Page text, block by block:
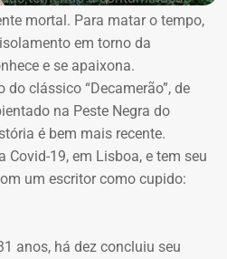
chamado Inquérito das Fake
cumpriu mandados de
ligados ao empresário,
após a emissão de
expedida por Moraes.
ocorreu mesmo com parecer
da República (PGR), que
Conde naquele momento.
mortal. Para matar o tempo,
em torno da
e se apaixona.
clássico “Decamerão”, de
na Peste Negra do
é bem mais recente.
Covid-19, em Lisboa, e tem seu
um escritor como cupido:
anos, há dez concluiu seu